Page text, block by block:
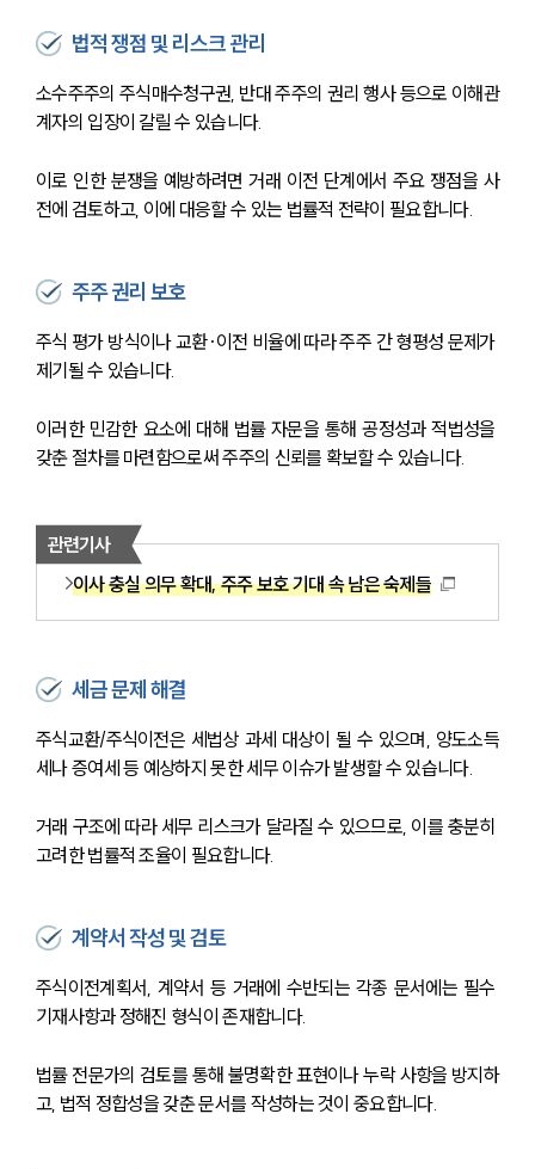
법적 쟁점 및 리스크 관리
소수주주의 주식매수청구권, 반대 주주의 권리 행사 등으로 이해관
계자의 입장이 갈릴 수 있습니다.
이로 인한 분쟁을 예방하려면 거래 이전 단계에서 주요 쟁점을 사
전에 검토하고, 이에 대응할 수 있는 법률적 전략이 필요합니다.
주주 권리 보호
주식 평가 방식이나 교환·이전 비율에 따라 주주 간 형평성 문제가
제기될 수 있습니다.
이러한 민감한 요소에 대해 법률 자문을 통해 공정성과 적법성을
갖춘 절차를 마련함으로써 주주의 신뢰를 확보할 수 있습니다.
관련기사
이사 충실 의무 확대, 주주 보호 기대 속 남은 숙제들
세금 문제 해결
주식교환/주식이전은 세법상 과세 대상이 될 수 있으며, 양도소득
세나 증여세 등 예상하지 못한 세무 이슈가 발생할 수 있습니다.
거래 구조에 따라 세무 리스크가 달라질 수 있으므로, 이를 충분히
고려한 법률적 조율이 필요합니다.
계약서 작성 및 검토
주식이전계획서, 계약서 등 거래에 수반되는 각종 문서에는 필수
기재사항과 정해진 형식이 존재합니다.
법률 전문가의 검토를 통해 불명확한 표현이나 누락 사항을 방지하
고, 법적 정합성을 갖춘 문서를 작성하는 것이 중요합니다.